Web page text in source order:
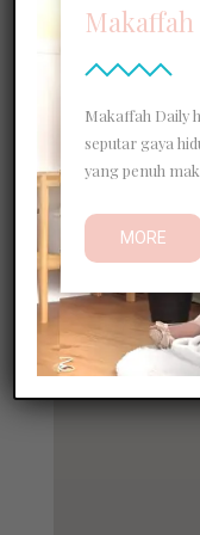
Jalan Amir
Makaffah Daily
seputar gaya
yang penuh
MORE